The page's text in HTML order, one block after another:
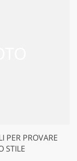
PER PROVARE
STILE